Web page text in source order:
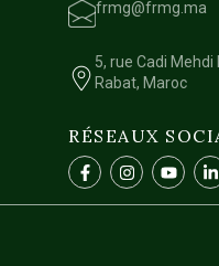
frmg@frmg.ma
5, rue Cadi
Rabat, Maroc
RÉSEAUX